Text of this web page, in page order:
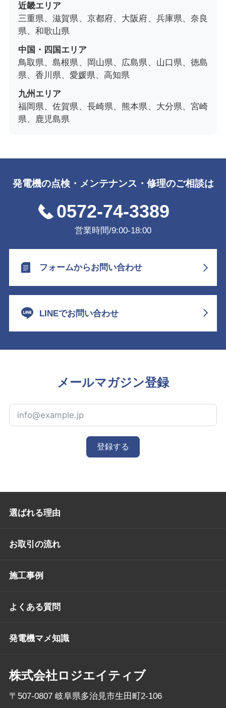
近畿エリア
三重県、滋賀県、京都府、大阪府、兵庫県、奈良
県、和歌山県
中国・四国エリア
鳥取県、島根県、岡山県、広島県、山口県、徳島
県、香川県、愛媛県、高知県
九州エリア
福岡県、佐賀県、長崎県、熊本県、大分県、宮崎
県、鹿児島県
発電機の点検・メンテナンス・修理のご相談は
0572-74-3389
営業時間/9:00-18:00
フォームからお問い合わせ
LINEでお問い合わせ
メールマガジン登録
登録する
株式会社ロジエイティブ
〒507-0807 岐阜県多治見市生田町2-106
選ばれる理由
お取引の流れ
施工事例
よくある質問
発電機マメ知識